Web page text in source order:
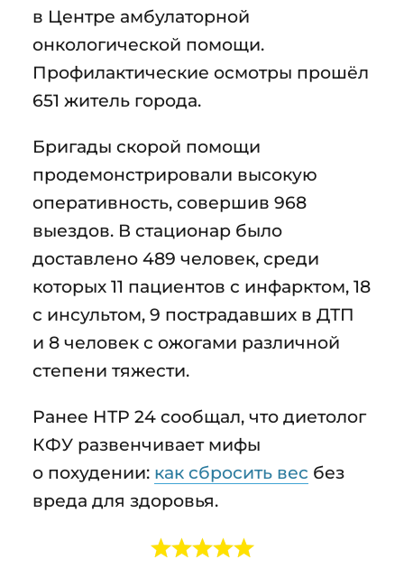
в Центре амбулаторной
онкологической помощи.
Профилактические осмотры прошёл
651 житель города.
Бригады скорой помощи
продемонстрировали высокую
оперативность, совершив 968
выездов. В стационар было
доставлено 489 человек, среди
которых 11 пациентов с инфарктом, 18
с инсультом, 9 пострадавших в ДТП
и 8 человек с ожогами различной
степени тяжести.
Ранее НТР 24 сообщал, что диетолог
КФУ развенчивает мифы
о похудении: как сбросить вес без
вреда для здоровья.